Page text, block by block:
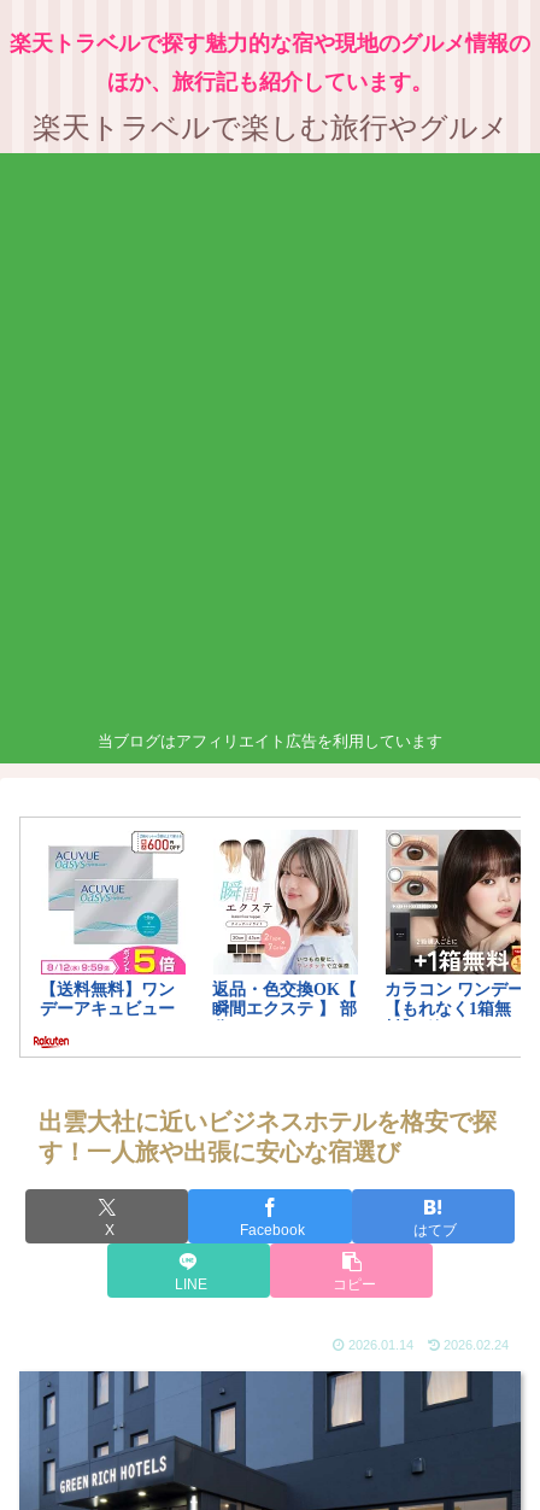
楽天トラベルで探す魅力的な宿や現地のグルメ情報の
ほか、旅行記も紹介しています。
楽天トラベルで楽しむ旅行やグルメ
当ブログはアフィリエイト広告を利用しています
出雲大社に近いビジネスホテルを格安で探
す！一人旅や出張に安心な宿選び
X Facebook はてブ
LINE コピー
2026.01.14 2026.02.24